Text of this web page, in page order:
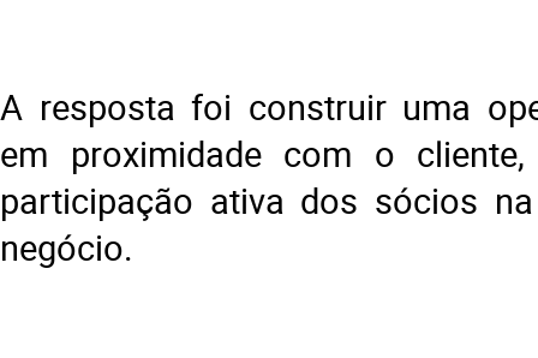
A resposta foi construir uma
em proximidade com o
participação ativa dos sócios
negócio.